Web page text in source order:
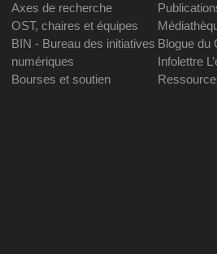
Axes de recherche
OST, chaires et équipes
BIN - Bureau des initiatives
numériques
Bourses et soutien
Blogue du
Infolettre